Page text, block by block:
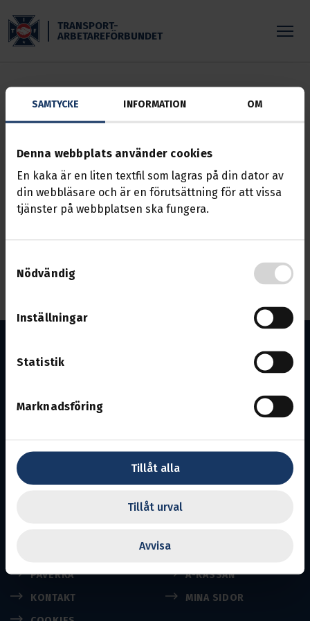
SAMTYCKE INFORMATION OM
Denna webbplats använder cookies
En kaka är en liten textfil som lagras på din dator av
din webbläsare och är en förutsättning för att vissa
tjänster på webbplatsen ska fungera.
Nödvändig
Inställningar
Statistik
Marknadsföring
Tillåt alla
Tillåt urval
Avvisa
TRANSPORT-
ARBETAREFÖRBUNDET
Sidan kunde inte hittas
Vill du komma i kontakt med oss eller rapportera en
felaktighet kan du välja något av följande alternativ:
STARTSIDAN
Transports uppgift är att se efter medlemmarnas
intressen på arbetsmarknaden och inom näringslivet.
PÅVERKA
A-KASSAN
KONTAKT
MINA SIDOR